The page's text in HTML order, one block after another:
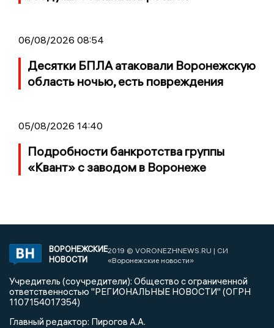
06/08/2026 08:54
Десятки БПЛА атаковали Воронежскую
область ночью, есть повреждения
05/08/2026 14:40
Подробности банкротства группы
«Квант» с заводом в Воронеже
ВОРОНЕЖСКИЕ
НОВОСТИ
2019 © VORONEZHNEWS.RU | СИ
«Воронежские новости»
Учредитель (соучредители): Общество с ограниченной
ответственностью "РЕГИОНАЛЬНЫЕ НОВОСТИ" (ОГРН
1107154017354)
Главный редактор: Пирогов А.А.